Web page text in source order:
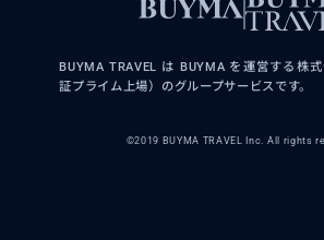
BUYMA TRAVEL は BUYMA を運営する株
証プライム上場）のグループサービスです。
©2019 BUYMA TRAVEL Inc. All rights